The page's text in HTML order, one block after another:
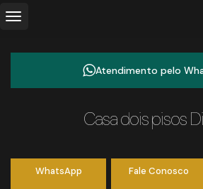
Atendimento pelo
Casa dois pisos
WhatsApp Fale Conosco